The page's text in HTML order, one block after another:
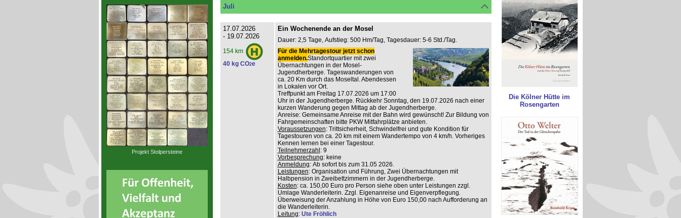
Projekt Stolpersteine
Juli
17.07.2026
- 19.07.2026
154 km
40 kg CO2e
Ein Wochenende an der Mosel
Dauer: 2,5 Tage, Aufstieg: 500 Hm/Tag, Tagesdauer: 5-6 Std./Tag.
Für die Mehrtagestour jetzt schon
anmelden.Standortquartier mit zwei
Übernachtungen in der Mosel-
Jugendherberge. Tageswanderungen von
ca. 20 Km durch das Moseltal. Abendessen
in Lokalen vor Ort.
Treffpunkt am Freitag 17.07.2026 um 17:00
Uhr in der Jugendherberge. Rückkehr Sonntag, den 19.07.2026 nach einer
kurzen Wanderung gegen Mittag ab der Jugendherberge.
Anreise: Gemeinsame Anreise mit der Bahn wird gewünscht! Zur Bildung von
Fahrgemeinschaften bitte PKW Mitfahrplätze anbieten.
Voraussetzungen: Trittsicherheit, Schwindelfrei und gute Kondition für
Tagestouren von ca. 20 km mit einem Wandertempo von 4 km/h. Vorheriges
Kennen lernen bei einer Tagestour.
Teilnehmerzahl : 9
Vorbesprechung: keine
Anmeldung: Ab sofort bis zum 31.05 2026.
Leistungen: Organisation und Führung, Zwei Übernachtungen mit
Halbpension in Zweibettzimmern in der Jugendherberge.
Kosten: ca. 150,00 Euro pro Person siehe oben unter Leistungen zzgl.
Umlage Wanderleiterin. Zzgl. Eigenanreise und Eigenverpflegung.
Überweisung der Anzahlung in Höhe von Euro 150,00 nach Aufforderung an
die Wanderleiterin.
Leitung: Ute Fröhlich
Die Kölner Hütte im
Rosengarten